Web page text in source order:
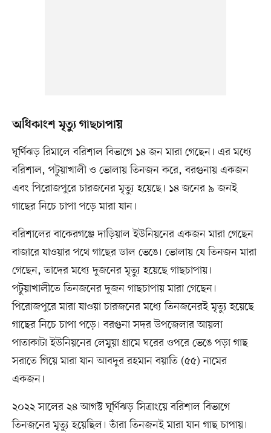
অধিকাংশ মৃত্যু গাছচাপায়
ঘূর্ণিঝড় রিমালে বরিশাল বিভাগে ১৪ জন মারা গেছেন। এর মধ্যে
বরিশাল, পটুয়াখালী ও ভোলায় তিনজন করে, বরগুনায় একজন
এবং পিরোজপুরে চারজনের মৃত্যু হয়েছে। ১৪ জনের ৯ জনই
গাছের নিচে চাপা পড়ে মারা যান।
বরিশালের বাকেরগঞ্জে দাড়িয়াল ইউনিয়নের একজন মারা গেছেন
বাজারে যাওয়ার পথে গাছের ডাল ভেঙে। ভোলায় যে তিনজন মারা
গেছেন, তাদের মধ্যে দুজনের মৃত্যু হয়েছে গাছচাপায়।
পটুয়াখালীতে তিনজনের দুজন গাছচাপায় মারা গেছেন।
পিরোজপুরে মারা যাওয়া চারজনের মধ্যে তিনজনেরই মৃত্যু হয়েছে
গাছের নিচে চাপা পড়ে। বরগুনা সদর উপজেলার আয়লা
পাতাকাটা ইউনিয়নের লেমুয়া গ্রামে ঘরের ওপরে ভেঙে পড়া গাছ
সরাতে গিয়ে মারা যান আবদুর রহমান বয়াতি (৫৫) নামের
একজন।
২০২২ সালের ২৪ আগস্ট ঘূর্ণিঝড় সিত্রাংয়ে বরিশাল বিভাগে
তিনজনের মৃত্যু হয়েছিল। তাঁরা তিনজনই মারা যান গাছ চাপায়।